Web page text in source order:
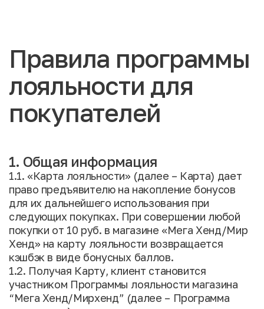
Правила программы
лояльности для
покупателей
1. Общая информация
1.1. «Карта лояльности» (далее – Карта) дает
право предъявителю на накопление бонусов
для их дальнейшего использования при
следующих покупках. При совершении любой
покупки от 10 руб. в магазине «Мега Хенд/Мир
Хенд» на карту лояльности возвращается
кэшбэк в виде бонусных баллов.
1.2. Получая Карту, клиент становится
участником Программы лояльности магазина
“Мега Хенд/Мирхенд” (далее – Программа